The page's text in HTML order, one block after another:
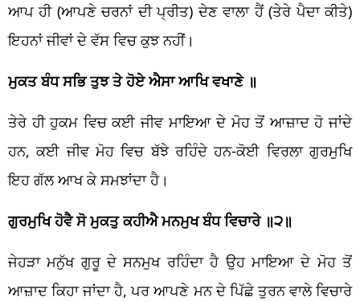
ਆਪ ਹੀ (ਆਪਣੇ ਚਰਨਾਂ ਦੀ ਪ੍ਰੀਤ) ਦੇਣ ਵਾਲਾ ਹੈਂ (ਤੇਰੇ ਪੈਦਾ ਕੀਤੇ)
ਇਹਨਾਂ ਜੀਵਾਂ ਦੇ ਵੱਸ ਵਿਚ ਕੁਝ ਨਹੀਂ।
ਮੁਕਤ ਬੰਧ ਸਭਿ ਤੁਝ ਤੇ ਹੋਏ ਐਸਾ ਆਖਿ ਵਖਾਣੇ ॥
ਤੇਰੇ ਹੀ ਹੁਕਮ ਵਿਚ ਕਈ ਜੀਵ ਮਾਇਆ ਦੇ ਮੋਹ ਤੋਂ ਆਜ਼ਾਦ ਹੋ ਜਾਂਦੇ
ਹਨ, ਕਈ ਜੀਵ ਮੋਹ ਵਿਚ ਬੱਝੇ ਰਹਿੰਦੇ ਹਨ-ਕੋਈ ਵਿਰਲਾ ਗੁਰਮੁਖਿ
ਇਹ ਗੱਲ ਆਖ ਕੇ ਸਮਝਾਂਦਾ ਹੈ।
ਗੁਰਮੁਖਿ ਹੋਵੈ ਸੋ ਮੁਕਤੁ ਕਹੀਐ ਮਨਮੁਖ ਬੰਧ ਵਿਚਾਰੇ ॥੨॥
ਜੇਹੜਾ ਮਨੁੱਖ ਗੁਰੂ ਦੇ ਸਨਮੁਖ ਰਹਿੰਦਾ ਹੈ ਉਹ ਮਾਇਆ ਦੇ ਮੋਹ ਤੋਂ
ਆਜ਼ਾਦ ਕਿਹਾ ਜਾਂਦਾ ਹੈ, ਪਰ ਆਪਣੇ ਮਨ ਦੇ ਪਿੱਛੇ ਤੁਰਨ ਵਾਲੇ ਵਿਚਾਰੇ